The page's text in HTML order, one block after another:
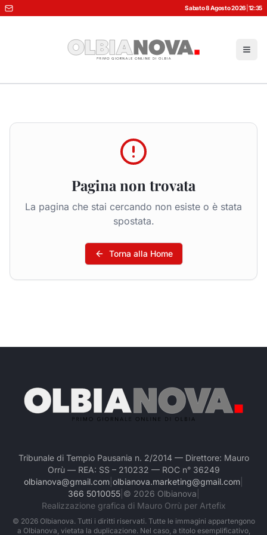
Sabato 8 Agosto 2026 12:35
Pagina non trovata
La pagina che stai cercando non esiste o è stata
spostata.
Torna alla Home
Tribunale di Tempio Pausania n. 2/2014 — Direttore: Mauro
Orrù — REA: SS – 210232 — ROC n° 36249
olbianova@gmail.com olbianova.marketing@gmail.com
366 5010055| © 2026 Olbianova
Realizzazione grafica di Mauro Orrù per Artefix
© 2026Olbianova. Tutti i diritti riservati. Tutte le immagini appartengono
a Olbianova, vietata la duplicazione. Nel caso, a titolo esemplificativo,